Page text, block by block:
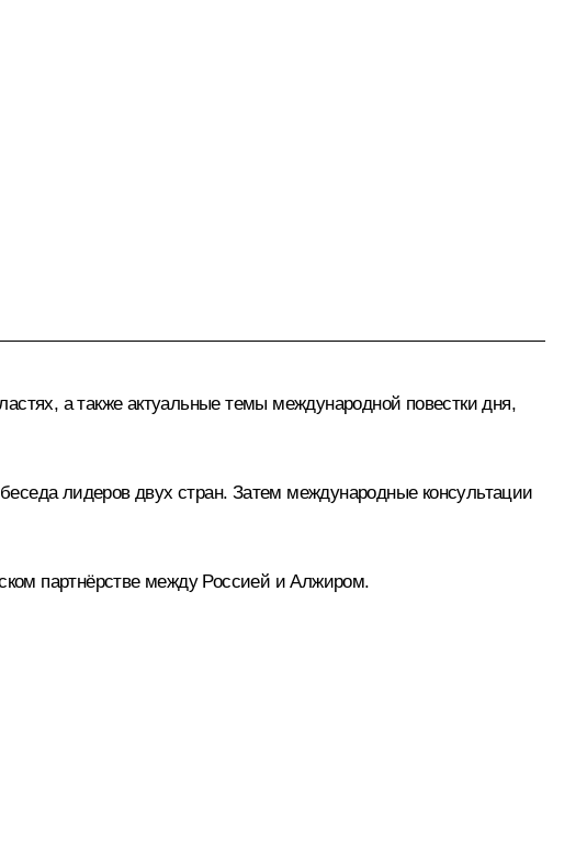
а также актуальные темы международной повестки дня,
лидеров двух стран. Затем международные консультации
партнёрстве между Россией и Алжиром.